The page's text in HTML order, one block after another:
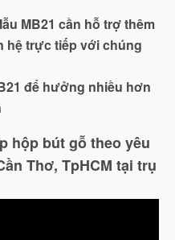
MB21 cần hỗ trợ thêm
hệ trực tiếp với chúng
để hưởng nhiều hơn
hộp bút gỗ theo yêu
Thơ, TpHCM tại trụ